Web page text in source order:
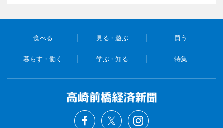
食べる 見る・遊ぶ 買う
暮らす・働く 学ぶ・知る 特集